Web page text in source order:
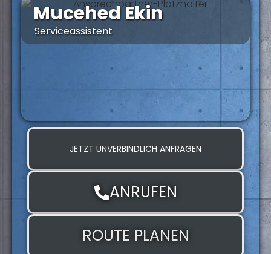
Mucehed Ekin
Serviceassistent
JETZT UNVERBINDLICH ANFRAGEN
ANRUFEN
ROUTE PLANEN